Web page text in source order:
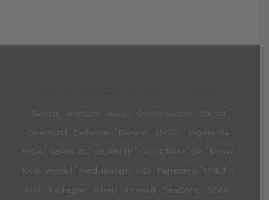
მთავარი კალათა
A4Tech ' Ansmann ' ASUS ' Cooler Master ' Corsair '
Deepcool ' Defender ' Denver ' EMTEC ' Esperanza '
EVGA ' GEMBIRD ' GIGABYTE ' GOODRAM ' GP ' Kodak '
Koss ' maxell ' MediaRange ' MSI ' Panasonic ' PHILIPS '
PNY ' Redragon ' Ritmix ' Rosewill ' SeaSonic ' SONY '